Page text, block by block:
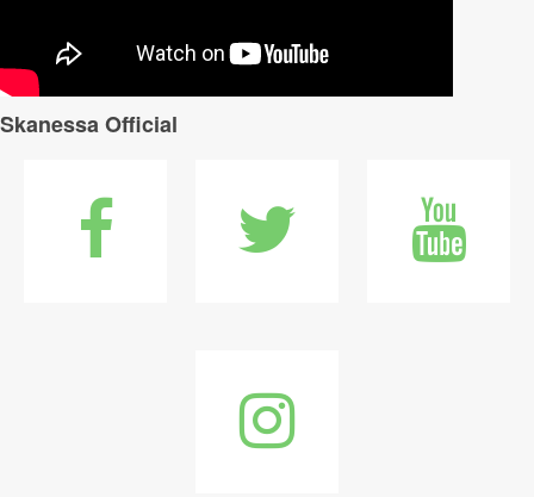
Skanessa Official